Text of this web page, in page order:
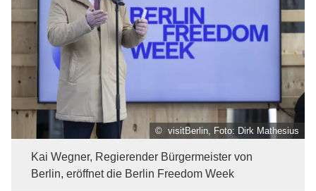
© visitBerlin, Foto: Dirk Mathesius
Kai Wegner, Regierender Bürgermeister von
Berlin, eröffnet die Berlin Freedom Week